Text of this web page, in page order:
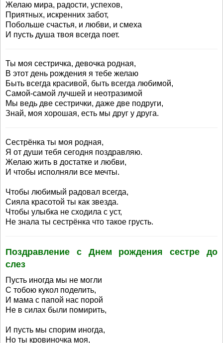
Желаю мира, радости, успехов,
Приятных, искренних забот,
Побольше счастья, и любви, и смеха
И пусть душа твоя всегда поет.
Ты моя сестричка, девочка родная,
В этот день рождения я тебе желаю
Быть всегда красивой, быть всегда любимой,
Самой-самой лучшей и неотразимой
Мы ведь две сестрички, даже две подруги,
Знай, моя хорошая, есть мы друг у друга.
Сестрёнка ты моя родная,
Я от души тебя сегодня поздравляю.
Желаю жить в достатке и любви,
И чтобы исполняли все мечты.
Чтобы любимый радовал всегда,
Сияла красотой ты как звезда.
Чтобы улыбка не сходила с уст,
Не знала ты сестрёнка что такое грусть.
Поздравление с Днем рождения сестре до
слез
Пусть иногда мы не могли
С тобою кукол поделить,
И мама с папой нас порой
Не в силах были помирить,
И пусть мы спорим иногда,
Но ты кровиночка моя,